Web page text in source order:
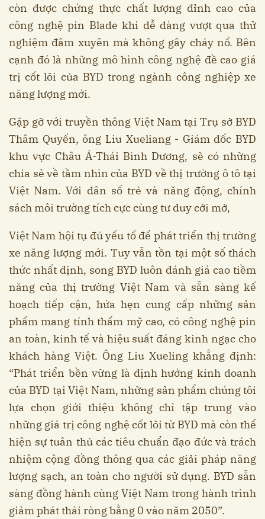
còn được chứng thực chất lượng đỉnh cao của
công nghệ pin Blade khi dễ dàng vượt qua thử
nghiệm đâm xuyên mà không gây cháy nổ. Bên
cạnh đó là những mô hình công nghệ đề cao giá
trị cốt lõi của BYD trong ngành công nghiệp xe
năng lượng mới.
Gặp gỡ với truyền thông Việt Nam tại Trụ sở BYD
Thâm Quyến, ông Liu Xueliang - Giám đốc BYD
khu vực Châu Á-Thái Bình Dương, sẽ có những
chia sẻ về tầm nhìn của BYD về thị trường ô tô tại
Việt Nam. Với dân số trẻ và năng động, chính
sách môi trường tích cực cùng tư duy cởi mở,
Việt Nam hội tụ đủ yếu tố để phát triển thị trường
xe năng lượng mới. Tuy vẫn tồn tại một số thách
thức nhất định, song BYD luôn đánh giá cao tiềm
năng của thị trường Việt Nam và sẵn sàng kế
hoạch tiếp cận, hứa hẹn cung cấp những sản
phẩm mang tính thẩm mỹ cao, có công nghệ pin
an toàn, kinh tế và hiệu suất đáng kinh ngạc cho
khách hàng Việt. Ông Liu Xueling khẳng định:
“Phát triển bền vững là định hướng kinh doanh
của BYD tại Việt Nam, những sản phẩm chúng tôi
lựa chọn giới thiệu không chỉ tập trung vào
những giá trị công nghệ cốt lõi từ BYD mà còn thể
hiện sự tuân thủ các tiêu chuẩn đạo đức và trách
nhiệm cộng đồng thông qua các giải pháp năng
lượng sạch, an toàn cho người sử dụng. BYD sẵn
sàng đồng hành cùng Việt Nam trong hành trình
giảm phát thải ròng bằng 0 vào năm 2050”.